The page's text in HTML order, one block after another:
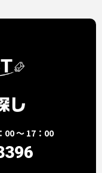
00 ～ 17：00